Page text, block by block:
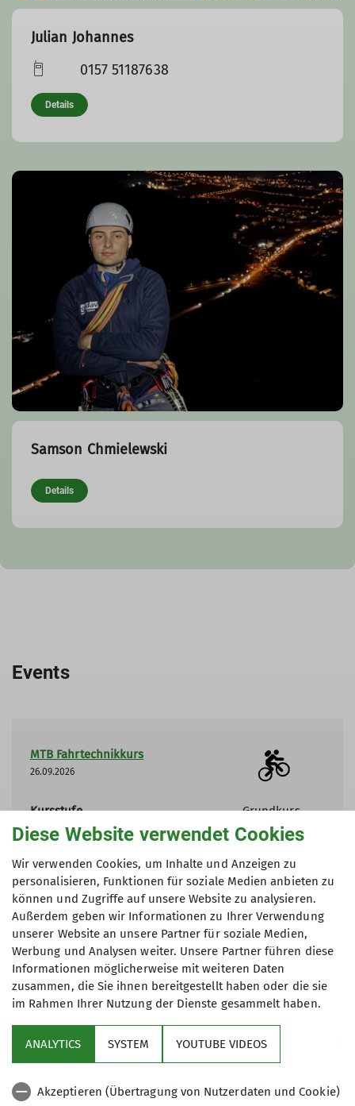
Julian Johannes
0157 51187638
Details
Samson Chmielewski
Details
Events
MTB Fahrtechnikkurs
26.09.2026
Kursstufe
Grundkurs
Organisation
Julian
Details
Sektion
Diese Website verwendet Cookies
Wir verwenden Cookies, um Inhalte und Anzeigen zu
personalisieren, Funktionen für soziale Medien anbieten zu
können und Zugriffe auf unsere Website zu analysieren.
Außerdem geben wir Informationen zu Ihrer Verwendung
unserer Website an unsere Partner für soziale Medien,
Werbung und Analysen weiter. Unsere Partner führen diese
Informationen möglicherweise mit weiteren Daten
zusammen, die Sie ihnen bereitgestellt haben oder die sie
im Rahmen Ihrer Nutzung der Dienste gesammelt haben.
ANALYTICS SYSTEM YOUTUBE VIDEOS
Akzeptieren (Übertragung von Nutzerdaten und Cookie)